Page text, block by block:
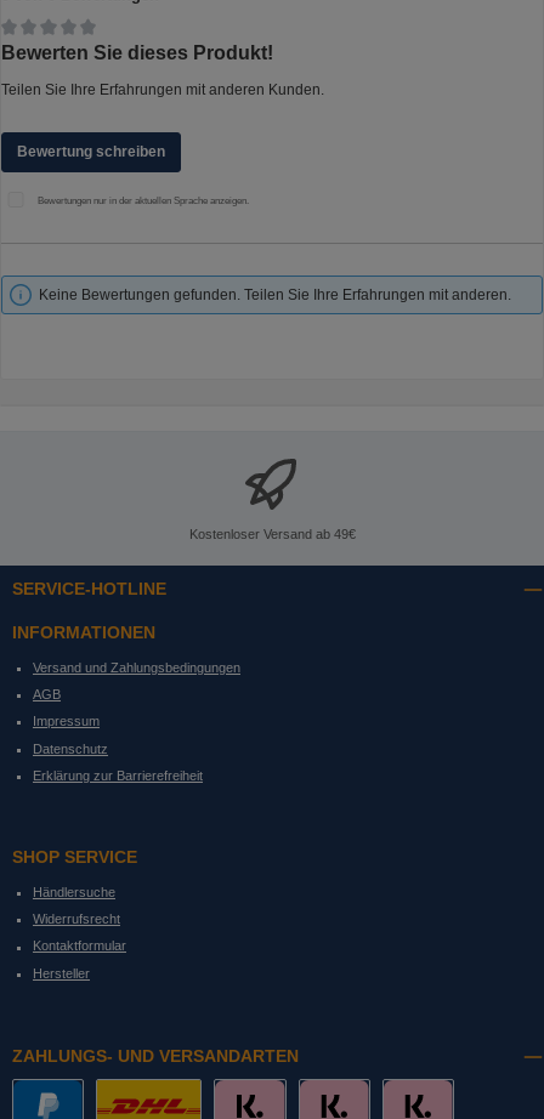
Durchschnittliche Bewertung von 0 von 5 Sternen
Bewerten Sie dieses Produkt!
Teilen Sie Ihre Erfahrungen mit anderen Kunden.
Bewertung schreiben
Bewertungen nur in der aktuellen Sprache anzeigen.
Keine Bewertungen gefunden. Teilen Sie Ihre Erfahrungen mit anderen.
Kostenloser Versand ab 49€
SERVICE-HOTLINE
INFORMATIONEN
Versand und Zahlungsbedingungen
AGB
Impressum
Datenschutz
Erklärung zur Barrierefreiheit
SHOP SERVICE
Händlersuche
Widerrufsrecht
Kontaktformular
Hersteller
ZAHLUNGS- UND VERSANDARTEN